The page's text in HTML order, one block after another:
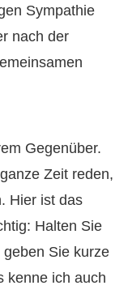
Sympathie
nach der
Gegenüber.
Zeit reden,
Hier ist das
Halten Sie
Sie kurze
kenne ich auch